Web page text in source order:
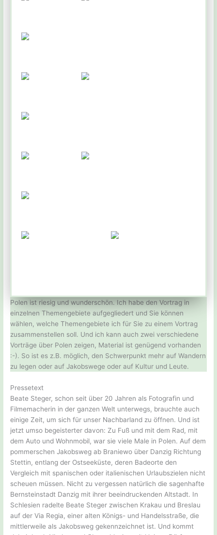
Polen ist riesig und wunderschön. Ich habe den Vortrag in
einzelnen Themengebiete aufgegliedert und Sie können
wählen, welche Themengebiete ich für Sie zu einem Vortrag
zusammenstellen soll. Und ich kann auch zwei verschiedene
Vorträge über Polen zeigen, Material ist genügend vorhanden
:-). So ist es z.B. möglich, den Schwerpunkt mehr auf Wandern
zu legen oder auf Jakobswege oder auf Kultur und Leute.
Pressetext
Beate Steger, schon seit über 20 Jahren als Fotografin und
Filmemacherin in der ganzen Welt unterwegs, brauchte auch
einige Zeit, um sich für unser Nachbarland zu öffnen. Und ist
jetzt umso begeisterter davon: Zu Fuß und mit dem Rad, mit
dem Auto und Wohnmobil, war sie viele Male in Polen. Auf dem
pommerschen Jakobsweg ab Braniewo über Danzig Richtung
Stettin, entlang der Ostseeküste, deren Badeorte den
Vergleich mit spanischen oder italienischen Urlaubszielen nicht
scheuen müssen. Nicht zu vergessen natürlich die sagenhafte
Bernsteinstadt Danzig mit ihrer beeindruckenden Altstadt. In
Schlesien radelte Beate Steger zwischen Krakau und Breslau
auf der Via Regia, einer alten Königs- und Handelsstraße, die
mittlerweile als Jakobsweg gekennzeichnet ist. Und kommt